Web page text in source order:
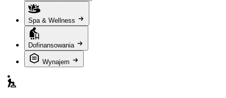
Spa & Wellness
Dofinansowania
Wynajem